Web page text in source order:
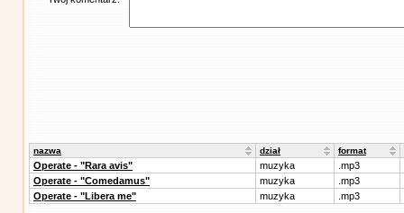
nazwa dział format
Operate - "Rara avis" muzyka
.mp3
Operate - "Comedamus"
muzyka
.mp3
Operate - "Libera me"
muzyka .mp3